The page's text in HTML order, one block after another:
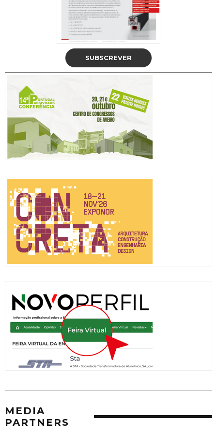
SUBSCREVER
MEDIA
PARTNERS